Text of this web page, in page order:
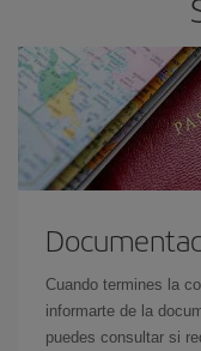
Cuando termines la
informarte de la
puedes consultar si